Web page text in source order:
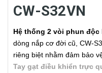
CW-S32VN
Hệ thống 2 vòi phun độc
dòng nắp cơ đời cũ, CW-
riêng biệt nhằm đảm bảo
Tay gạt điều khiển trực